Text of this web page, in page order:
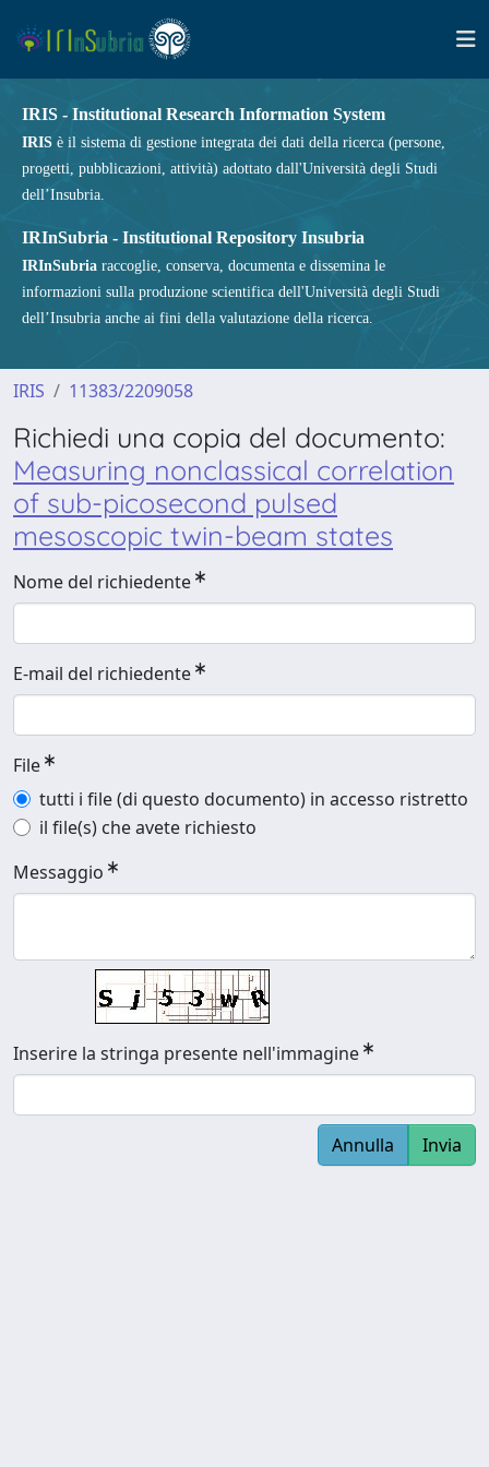
IRIS - Institutional Research Information System
IRIS è il sistema di gestione integrata dei dati della ricerca (persone,
progetti, pubblicazioni, attività) adottato dall'Università degli Studi
dell’Insubria.
IRInSubria - Institutional Repository Insubria
IRInSubria raccoglie, conserva, documenta e dissemina le
informazioni sulla produzione scientifica dell'Università degli Studi
dell’Insubria anche ai fini della valutazione della ricerca.
IRIS 11383/2209058
Richiedi una copia del documento:
Measuring nonclassical correlation
of sub-picosecond pulsed
mesoscopic twin-beam states
Nome del richiedente
E-mail del richiedente
File
tutti i file (di questo documento) in accesso ristretto
il file(s) che avete richiesto
Messaggio
Inserire la stringa presente nell'immagine
Annulla Invia